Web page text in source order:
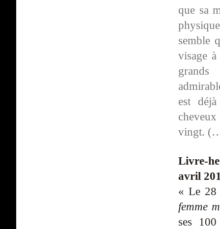
que sa
semble
visage
est
vingt.
Livre-
avril
« Le
femme
ses